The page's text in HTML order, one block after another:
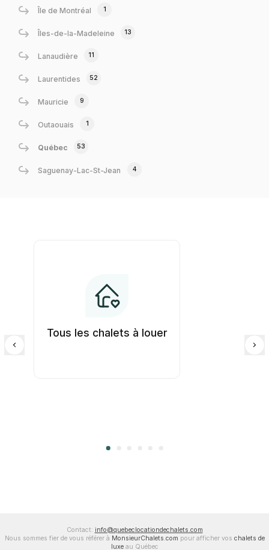
Île de Montréal 1
Îles-de-la-Madeleine 13
Lanaudière 11
Laurentides 52
Mauricie 9
Outaouais 1
Québec 53
Saguenay-Lac-St-Jean 4
Tous les chalets à louer
Contact: info@quebeclocationdechalets.com
Nous sommes fier de vous référer à MonsieurChalets.com pour afficher vos chalets de
luxeau Québec